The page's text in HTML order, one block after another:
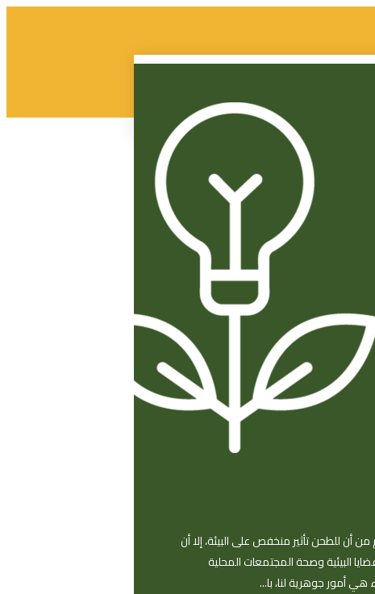
تسلم الإيادي
أطباق رئيسية
حلويات
معجنات
الإعلام
أخبار
فرص عمل
للتواصل
من أن للطحن تأثير منخفص على البيئة، إلا أن
البيئية وصحة المجتمعات المحلية
أمور جوهرية لنا، با...